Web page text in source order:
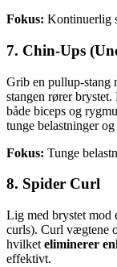
Fokus: Kontinuerlig
7. Chin-Ups
Grib en pullup-stang
stangen rører
både biceps og
tunge belastninger
Fokus: Tunge
8. Spider Curl
Lig med brystet mod
curls). Curl vægtene
hvilket eliminerer
effektivt.